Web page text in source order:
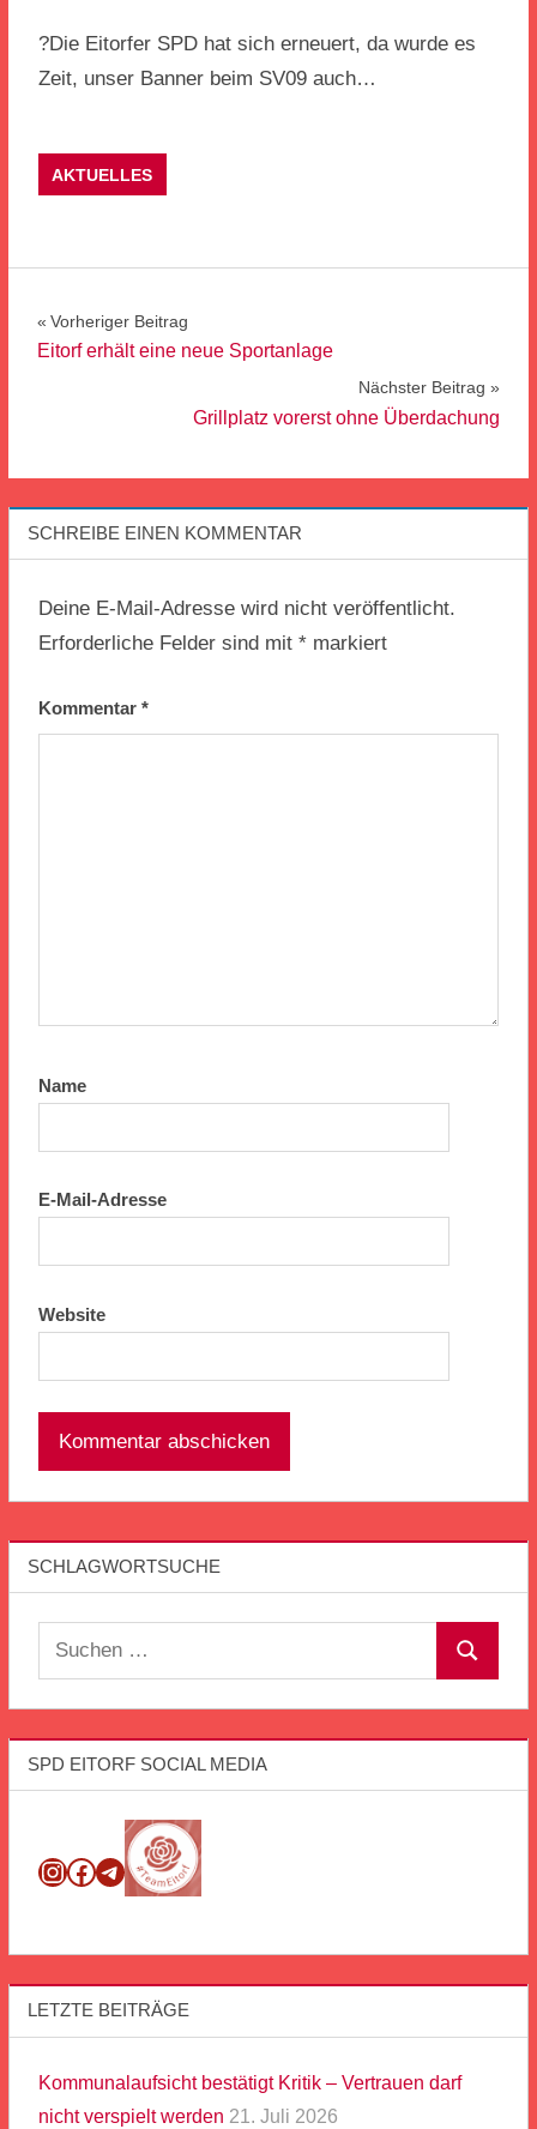
?Die Eitorfer SPD hat sich erneuert, da wurde es
Zeit, unser Banner beim SV09 auch…
AKTUELLES
Beitragsnavigation
Vorheriger Beitrag
Eitorf erhält eine neue Sportanlage
Nächster Beitrag
Grillplatz vorerst ohne Überdachung
SCHREIBE EINEN KOMMENTAR
Deine E-Mail-Adresse wird nicht veröffentlicht.
Erforderliche Felder sind mit *markiert
Kommentar *
Name
E-Mail-Adresse
Website
SCHLAGWORTSUCHE
Suchen
SPD EITORF SOCIAL MEDIA
Instagram
Facebook
Telegram
LETZTE BEITRÄGE
Kommunalaufsicht bestätigt Kritik – Vertrauen darf
nicht verspielt werden 21. Juli 2026